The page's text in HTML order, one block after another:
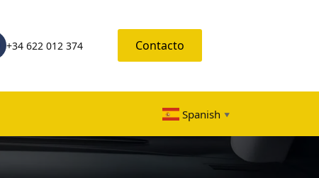
+34 622 012 374 Contacto
Spanish ▼